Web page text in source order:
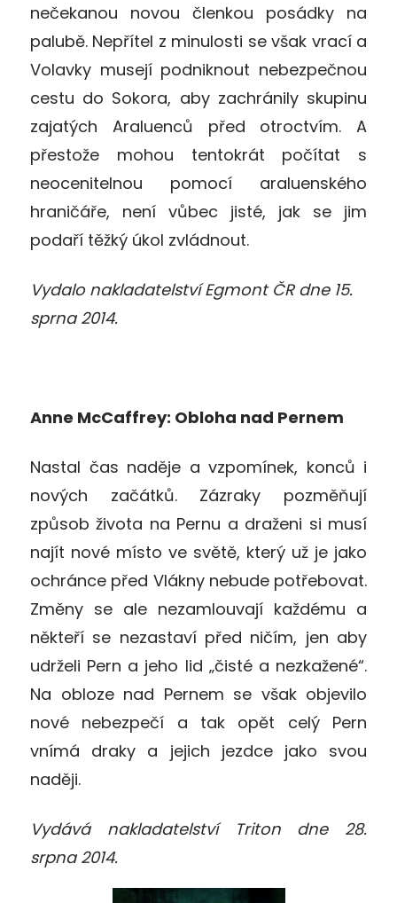
nečekanou novou členkou posádky na
palubě. Nepřítel z minulosti se však vrací a
Volavky musejí podniknout nebezpečnou
cestu do Sokora, aby zachránily skupinu
zajatých Araluenců před otroctvím. A
přestože mohou tentokrát počítat s
neocenitelnou pomocí araluenského
hraničáře, není vůbec jisté, jak se jim
podaří těžký úkol zvládnout.
Vydalo nakladatelství Egmont ČR dne 15.
sprna 2014.
Anne McCaffrey: Obloha nad Pernem
Nastal čas naděje a vzpomínek, konců i
nových začátků. Zázraky pozměňují
způsob života na Pernu a draženi si musí
najít nové místo ve světě, který už je jako
ochránce před Vlákny nebude potřebovat.
Změny se ale nezamlouvají každému a
někteří se nezastaví před ničím, jen aby
udrželi Pern a jeho lid „čisté a nezkažené“.
Na obloze nad Pernem se však objevilo
nové nebezpečí a tak opět celý Pern
vnímá draky a jejich jezdce jako svou
naději.
Vydává nakladatelství Triton dne 28.
srpna 2014.